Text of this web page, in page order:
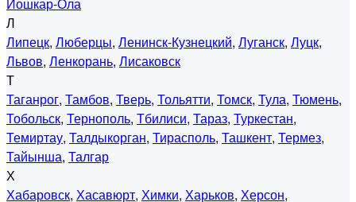
Л
Липецк, Люберцы, Ленинск-Кузнецкий, Луганск, Луцк,
Львов, Ленкорань, Лисаковск
Т
Таганрог, Тамбов, Тверь, Тольятти, Томск, Тула, Тюмень,
Тобольск, Тернополь, Тбилиси, Тараз, Туркестан,
Темиртау, Талдыкорган, Тирасполь, Ташкент, Термез,
Тайынша, Талгар
Х
Хабаровск, Хасавюрт, Химки, Харьков, Херсон,